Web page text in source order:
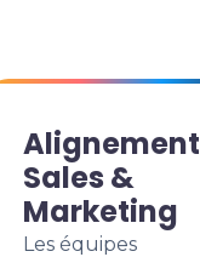
Alignement
Sales &
Marketing
Les équipes